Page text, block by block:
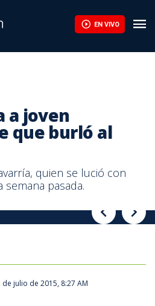
EN VIVO
a joven
que burló al
quien se lució con
semana pasada.
de julio de 2015, 8:27 AM